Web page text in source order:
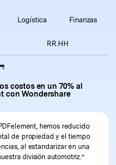
Logística Finanzas
RR.HH
costos en un 70% al
con Wondershare
hemos reducido
de propiedad y el tiempo
al estandarizar en una
división automotriz.”